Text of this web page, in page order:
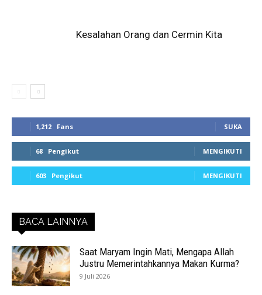
Kesalahan Orang dan Cermin Kita
1,212 Fans SUKA
68 Pengikut MENGIKUTI
603 Pengikut MENGIKUTI
BACA LAINNYA
Saat Maryam Ingin Mati, Mengapa Allah
Justru Memerintahkannya Makan Kurma?
9 Juli 2026